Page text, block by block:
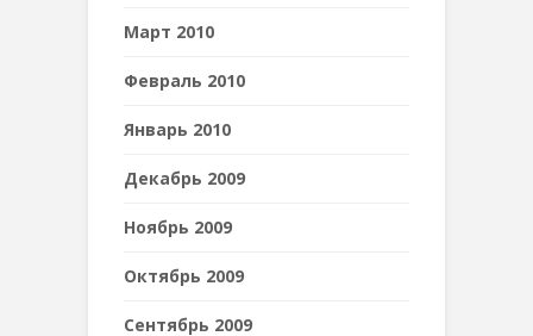
Март 2010
Февраль 2010
Январь 2010
Декабрь 2009
Ноябрь 2009
Октябрь 2009
Сентябрь 2009